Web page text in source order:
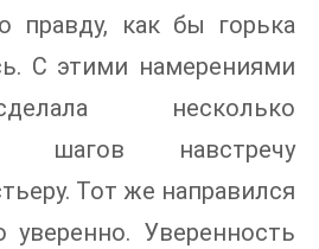
правду, как бы горька
С этими намерениями
несколько
шагов навстречу
Тот же направился
Уверенность